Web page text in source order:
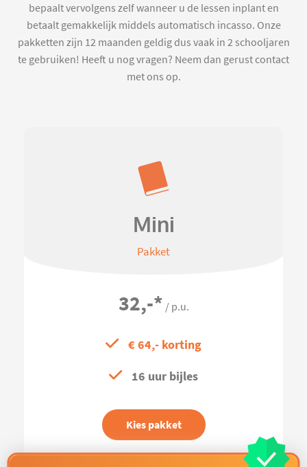
bepaalt vervolgens zelf wanneer u de lessen inplant en
betaalt gemakkelijk middels automatisch incasso. Onze
pakketten zijn 12 maanden geldig dus vaak in 2 schooljaren
te gebruiken! Heeft u nog vragen? Neem dan gerust contact
met ons op.
Mini
Pakket
32,-* / p.u.
€ 64,- korting
16 uur bijles
Kies pakket